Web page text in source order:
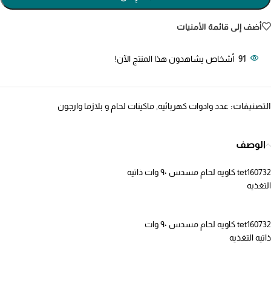
أضف إلى قائمة الأمنيات
91 أشخاص يشاهدون هذا المنتج الآن!
التصنيفات: عدد وادوات كهربائيه ماكينات لحام و بلازما وارجون
الوصف
tet160732 كاويه لحام مسدس ٩٠ وات ذاتيه
التغذيه
tet160732 كاويه لحام مسدس ٩٠ وات
ذاتيه التغذيه